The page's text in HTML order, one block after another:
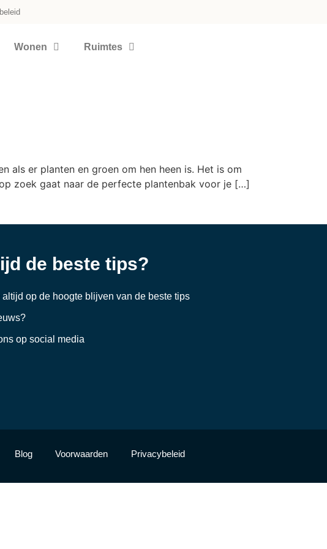
Wonen Ruimtes
als er planten en groen om hen heen is. Het is om
zoek gaat naar de perfecte plantenbak voor je […]
de beste tips?
altijd op de hoogte blijven van de beste tips
op social media
Blog Voorwaarden Privacybeleid